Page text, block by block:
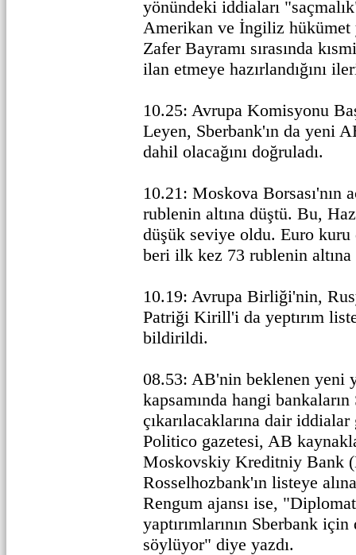
yönündeki iddiaları
Amerikan ve İngiliz hükümet
Zafer Bayramı sırasında
ilan etmeye hazırlandığını
10.25: Avrupa Komisyonu
Leyen, Sberbank'ın da yeni
dahil olacağını doğruladı.
10.21: Moskova Borsası'nın
rublenin altına düştü. Bu,
düşük seviye oldu. Euro kuru
beri ilk kez 73 rublenin
10.19: Avrupa Birliği'nin,
Patriği Kirill'i da yeptırım
bildirildi.
08.53: AB'nin beklenen yeni
kapsamında hangi
çıkarılacaklarına dair
Politico gazetesi, AB
Moskovskiy Kreditniy Bank
Rosselhozbank'ın listeye
Rengum ajansı ise,
yaptırımlarının Sberbank
söylüyor" diye yazdı.